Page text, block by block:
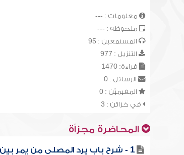
معلومات : ---
ملحوظة : ---
المستمعين : 95
التنزيل : 977
قراءة: 1470
الرسائل : 0
المقيميّن : 0
في خزائن : 3
المحاضرة مجزأة
1 - شرح باب يرد المصلي من يمر بين يديه مرتين